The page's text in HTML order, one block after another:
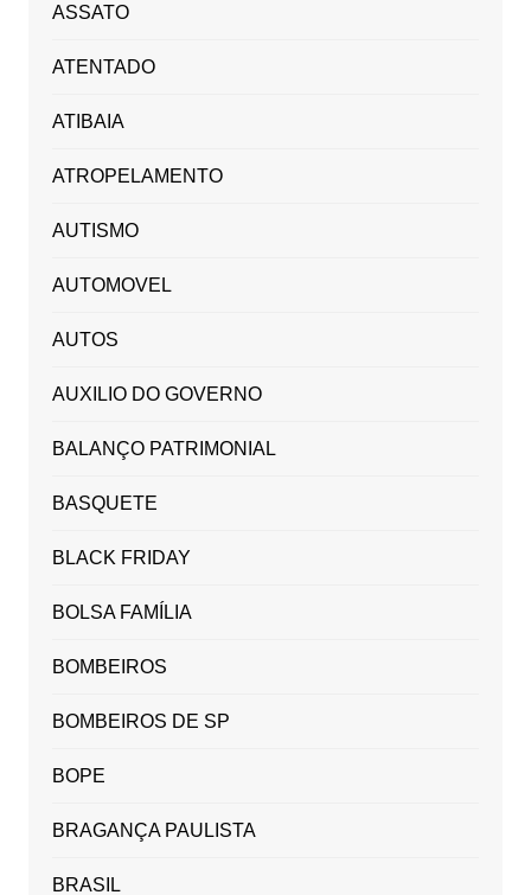
ASSATO
ATENTADO
ATIBAIA
ATROPELAMENTO
AUTISMO
AUTOMOVEL
AUTOS
AUXILIO DO GOVERNO
BALANÇO PATRIMONIAL
BASQUETE
BLACK FRIDAY
BOLSA FAMÍLIA
BOMBEIROS
BOMBEIROS DE SP
BOPE
BRAGANÇA PAULISTA
BRASIL